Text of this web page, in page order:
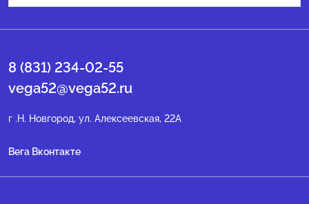
8 (831) 234-02-55
vega52@vega52.ru
г .Н. Новгород, ул. Алексеевская, 22А
Вега Вконтакте